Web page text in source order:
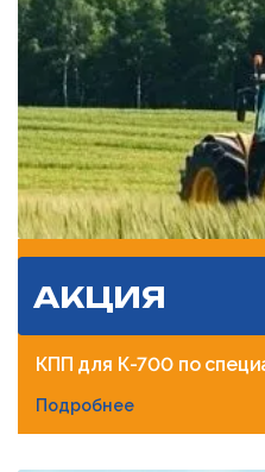
АКЦИЯ
КПП для К-700 по
Подробнее